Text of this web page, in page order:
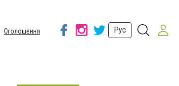
Оголошення Рус